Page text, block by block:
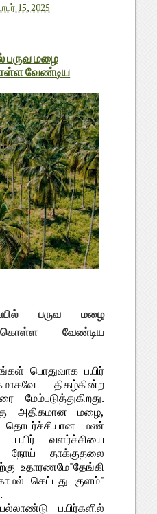
15, 2025
பருவ மழை
வேண்டிய
பருவ மழை
வேண்டிய
பொதுவாக பயிர்
திகழ்கின்ற
மேம்படுத்துகிறது.
அதிகமான மழை,
தொடர்ச்சியான மண்
பயிர் வளர்ச்சியை
நோய் தாக்குதலை
உதாரணமே"தேங்கி
கெட்டது குளம்"
பயிர்களில்